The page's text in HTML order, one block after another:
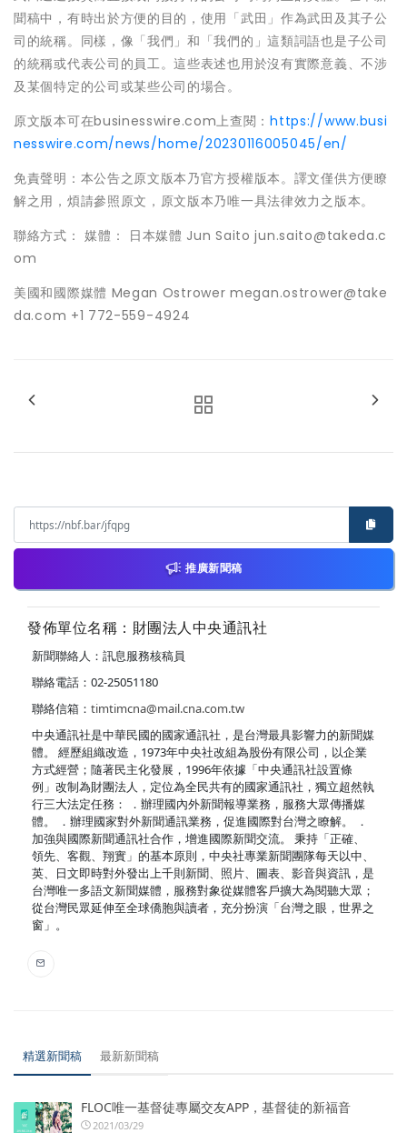
聞稿中，有時出於方便的目的，使用「武田」作為武田及其子公
司的統稱。同樣，像「我們」和「我們的」這類詞語也是子公司
的統稱或代表公司的員工。這些表述也用於沒有實際意義、不涉
及某個特定的公司或某些公司的場合。
原文版本可在businesswire.com上查閱：https://www.busi
nesswire.com/news/home/20230116005045/en/
免責聲明：本公告之原文版本乃官方授權版本。譯文僅供方便瞭
解之用，煩請參照原文，原文版本乃唯一具法律效力之版本。
聯絡方式： 媒體： 日本媒體 Jun Saito jun.saito@takeda.c
om
美國和國際媒體 Megan Ostrower megan.ostrower@take
da.com +1 772-559-4924
推廣新聞稿
發佈單位名稱：財團法人中央通訊社
新聞聯絡人：訊息服務核稿員
聯絡電話：02-25051180
聯絡信箱： timtimcna@mail.cna.com.tw
中央通訊社是中華民國的國家通訊社，是台灣最具影響力的新聞媒
體。 經歷組織改造，1973年中央社改組為股份有限公司，以企業
方式經營；隨著民主化發展，1996年依據「中央通訊社設置條
例」改制為財團法人，定位為全民共有的國家通訊社，獨立超然執
行三大法定任務： ．辦理國內外新聞報導業務，服務大眾傳播媒
體。 ．辦理國家對外新聞通訊業務，促進國際對台灣之瞭解。 ．
加強與國際新聞通訊社合作，增進國際新聞交流。 秉持「正確、
領先、客觀、翔實」的基本原則，中央社專業新聞團隊每天以中、
英、日文即時對外發出上千則新聞、照片、圖表、影音與資訊，是
台灣唯一多語文新聞媒體，服務對象從媒體客戶擴大為閱聽大眾；
從台灣民眾延伸至全球僑胞與讀者，充分扮演「台灣之眼，世界之
窗」。
精選新聞稿 最新新聞稿
FLOC唯一基督徒專屬交友APP，基督徒的新福音
2021/03/29